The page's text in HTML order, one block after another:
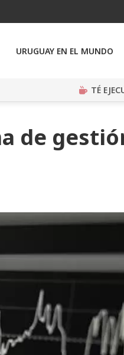
URUGUAY EN EL MUNDO
TÉ
de